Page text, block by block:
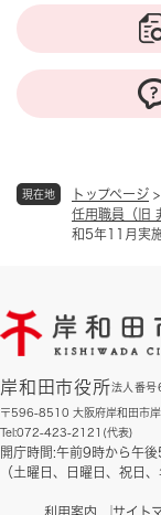
現在地 トップページ >
任用職員（旧
和5年11月実施
岸和田市役所法人番
〒596-8510 大阪府岸和田市
Tel:072-423-2121(代表)
開庁時間:午前9時から午
（土曜日、日曜日、祝日、
利用案内 サイト